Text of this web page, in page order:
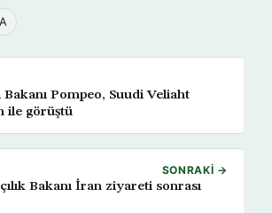
Bakanı Pompeo, Suudi Veliaht
ile görüştü
SONRAKI →
Bakanı İran ziyareti sonrası